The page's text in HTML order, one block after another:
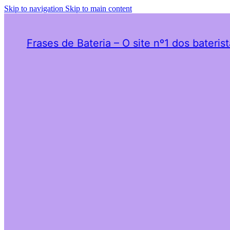
Skip to navigation Skip to main content
Frases de Bateria – O site nº1 dos